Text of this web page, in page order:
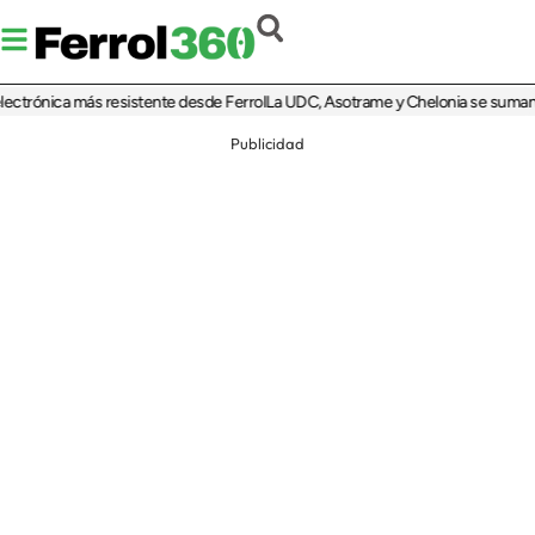
más resistente desde FerrolLa UDC, Asotrame y Chelonia se suman al
Publicidad